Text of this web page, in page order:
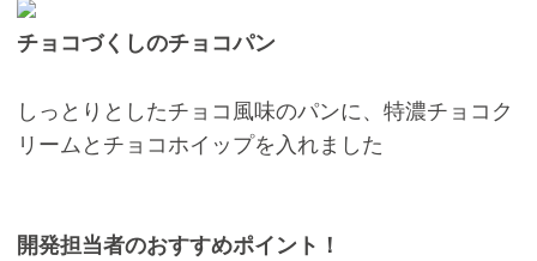
チョコづくしのチョコパン
しっとりとしたチョコ風味のパンに、特濃チョコク
リームとチョコホイップを入れました
開発担当者のおすすめポイント！